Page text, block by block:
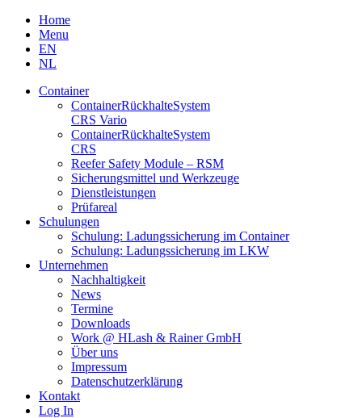
Skip
content
Home
Menu
EN
NL
Container
Container­Rückhalte­System
CRS Vario
Container­Rückhalte­System
CRS
Reefer Safety Module – RSM
Sicherungsmittel und Werkzeuge
Dienstleistungen
Prüfareal
Schulungen
Schulung: Ladungssicherung im Container
Schulung: Ladungssicherung im LKW
Unternehmen
Nachhaltigkeit
News
Termine
Downloads
Work @ HLash & Rainer GmbH
Über uns
Impressum
Datenschutzerklärung
Kontakt
Log In